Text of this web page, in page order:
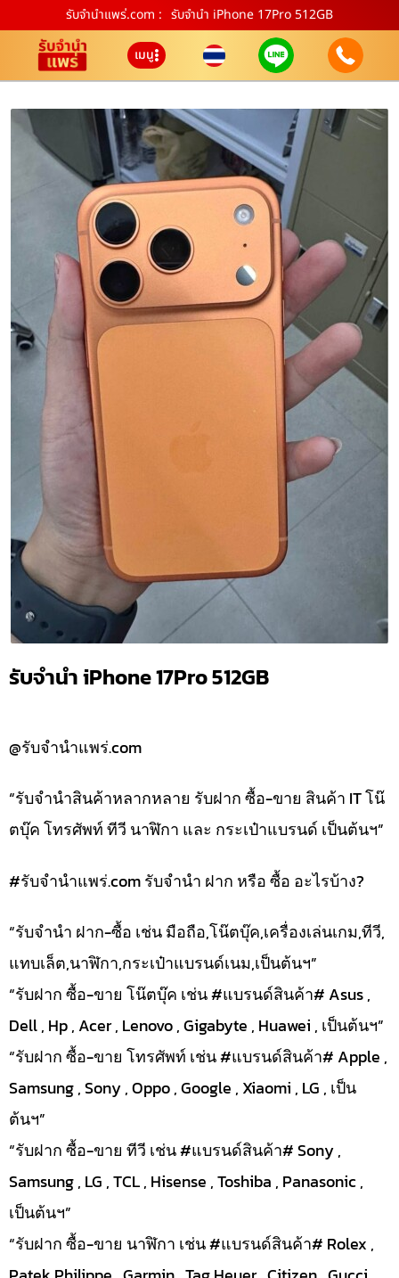
รับจํานําแพร่.com : รับจำนำ iPhone 17Pro 512GB
เมนู
รับจำนำ iPhone 17Pro 512GB
@รับจำนำแพร่.com
“รับจำนำสินค้าหลากหลาย รับฝาก ซื้อ-ขาย สินค้า IT โน๊
ตบุ๊ค โทรศัพท์ ทีวี นาฬิกา และ กระเป๋าแบรนด์ เป็นต้นฯ”
#รับจํานําแพร่.com รับจำนำ ฝาก หรือ ซื้อ อะไรบ้าง?
“รับจำนำ ฝาก-ซื้อ เช่น มือถือ,โน๊ตบุ๊ค,เครื่องเล่นเกม,ทีวี,
แทบเล็ต,นาฬิกา,กระเป๋าแบรนด์เนม,เป็นต้นฯ”
“รับฝาก ซื้อ-ขาย โน๊ตบุ๊ค เช่น #แบรนด์สินค้า# Asus ,
Dell , Hp , Acer , Lenovo , Gigabyte , Huawei , เป็นต้นฯ”
“รับฝาก ซื้อ-ขาย โทรศัพท์ เช่น #แบรนด์สินค้า# Apple ,
Samsung , Sony , Oppo , Google , Xiaomi , LG , เป็น
ต้นฯ”
“รับฝาก ซื้อ-ขาย ทีวี เช่น #แบรนด์สินค้า# Sony ,
Samsung , LG , TCL , Hisense , Toshiba , Panasonic ,
เป็นต้นฯ”
“รับฝาก ซื้อ-ขาย นาฬิกา เช่น #แบรนด์สินค้า# Rolex ,